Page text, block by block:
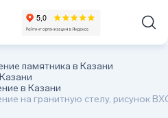
памятника в Казани
в Казани
на гранитную стелу, рисунок